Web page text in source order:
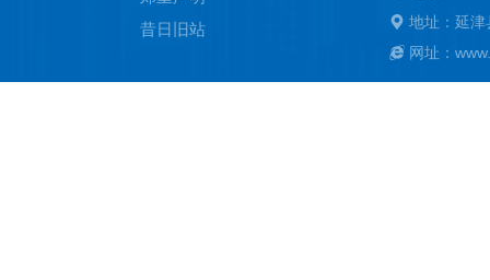
昔日旧站
地址：延
网址：